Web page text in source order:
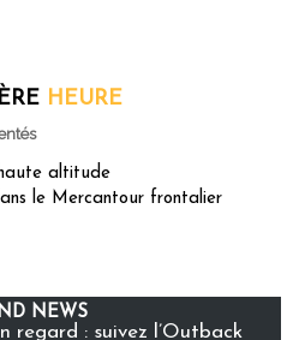
HEURE
altitude
le Mercantour frontalier
NEWS
regard : suivez l’Outback